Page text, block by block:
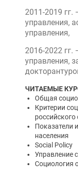
2011-2019 гг.
управления,
управления,
2016-2022 гг.
управления,
ЧИТАЕМЫЕ
Общая
Критерии
Показатели
населения
Social Policy
Управление
Социология